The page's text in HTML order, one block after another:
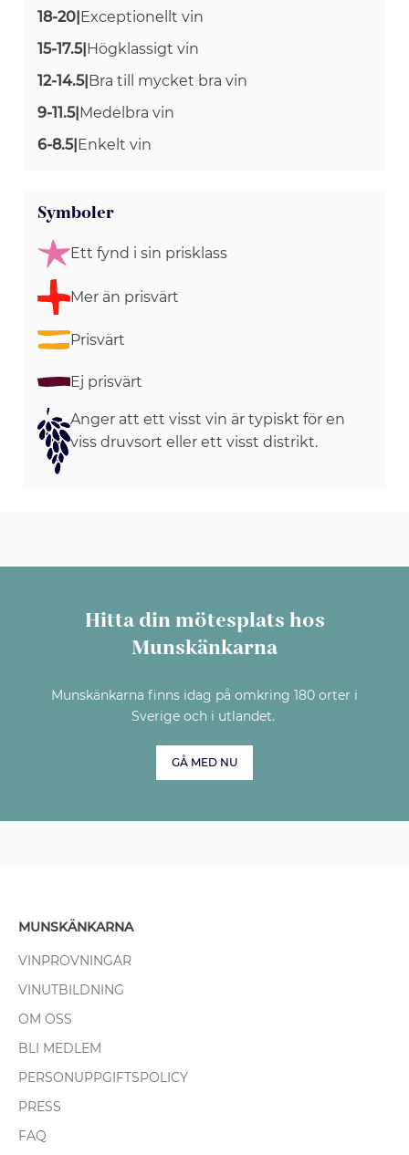
18-20|Exceptionellt vin
15-17.5|Högklassigt vin
12-14.5|Bra till mycket bra vin
9-11.5|Medelbra vin
6-8.5|Enkelt vin
Symboler
Ett fynd i sin prisklass
Mer än prisvärt
Prisvärt
Ej prisvärt
Anger att ett visst vin är typiskt för en
viss druvsort eller ett visst distrikt.
Hitta din mötesplats hos
Munskänkarna
Munskänkarna finns idag på omkring 180 orter i
Sverige och i utlandet.
GÅ MED NU
MUNSKÄNKARNA
VINPROVNINGAR
VINUTBILDNING
OM OSS
BLI MEDLEM
PERSONUPPGIFTSPOLICY
PRESS
FAQ